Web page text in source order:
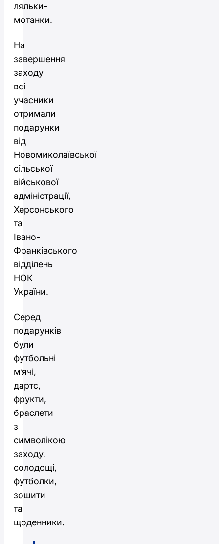
ляльки-
мотанки.
На
завершення
заходу
всі
учасники
отримали
подарунки
від
Новомиколаївської
сільської
військової
адміністрації,
Херсонського
та
Івано-
Франківського
відділень
НОК
України.
Серед
подарунків
були
футбольні
м’ячі,
дартс,
фрукти,
браслети
з
символікою
заходу,
солодощі,
футболки,
зошити
та
щоденники.